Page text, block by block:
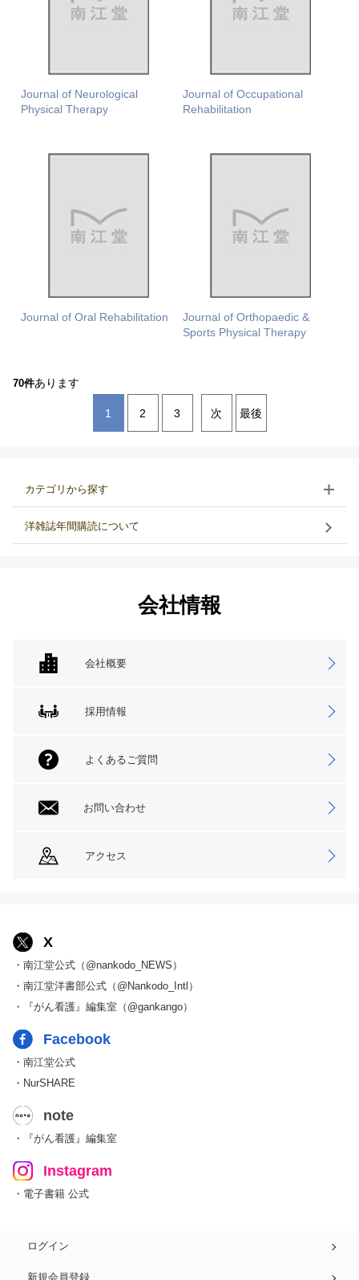
Journal of Neurological
Physical Therapy
Journal of Occupational
Rehabilitation
Journal of Oral Rehabilitation
Journal of Orthopaedic &
Sports Physical Therapy
70件あります
1 2 3 次 最後
カテゴリから探す
洋雑誌年間購読について
会社情報
会社概要
採用情報
よくあるご質問
お問い合わせ
アクセス
X
・南江堂公式（@nankodo_NEWS）
・南江堂洋書部公式（@Nankodo_Intl）
・『がん看護』編集室（@gankango）
Facebook
・南江堂公式
・NurSHARE
note
・『がん看護』編集室
Instagram
・電子書籍 公式
ログイン
新規会員登録